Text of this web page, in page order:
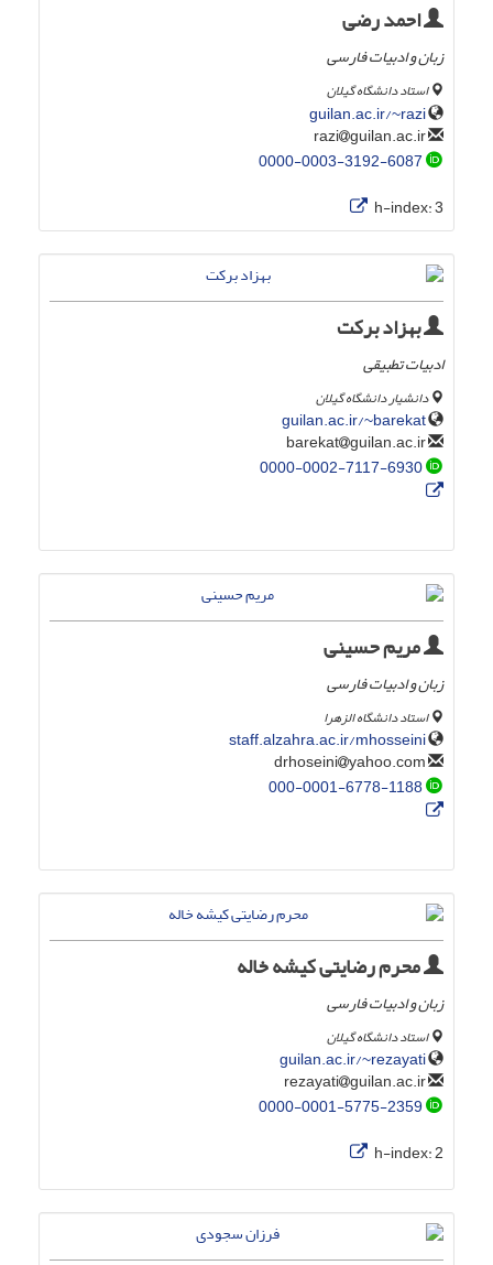
احمد رضی
زبان و ادبیات فارسی
استاد دانشگاه گیلان
guilan.ac.ir/~razi
guilan.ac.ir
0000-0003-3192-6087
h-index:3
بهزاد برکت
ادبیات تطبیقی
دانشیار دانشگاه گیلان
guilan.ac.ir/~barekat
guilan.ac.ir
0000-0002-7117-6930
مریم حسینی
زبان و ادبیات فارسی
استاد دانشگاه الزهرا
staff.alzahra.ac.ir/mhosseini
yahoo.com
000-0001-6778-1188
محرم رضایتی کیشه خاله
زبان و ادبیات فارسی
استاد دانشگاه گیلان
guilan.ac.ir/~rezayati
guilan.ac.ir
0000-0001-5775-2359
h-index:2